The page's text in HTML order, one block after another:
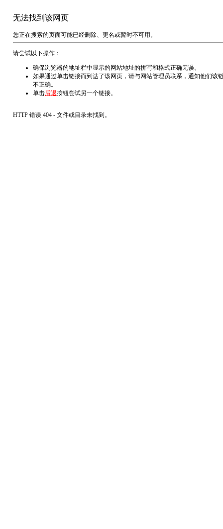
无法找到该网页
您正在搜索的页面可能已经删除、更名或暂时不可用。
请尝试以下操作：
确保浏览器的地址栏中显示的网站地址的拼写和格式正确无误。
如果通过单击链接而到达了该网页，请与网站管理员联系，通知他们该
不正确。
单击后退按钮尝试另一个链接。
HTTP 错误 404 - 文件或目录未找到。